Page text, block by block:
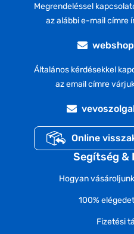
Megrendeléssel
az alábbi e-mail címre
Általános kérdésekkel
az email címre
Online
Segítség &
Hogyan
100%
Fizetési